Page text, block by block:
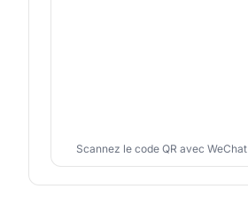
Scannez le code QR avec WeChat